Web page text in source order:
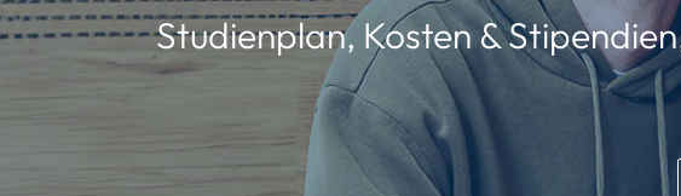
Studienplan, Kosten &